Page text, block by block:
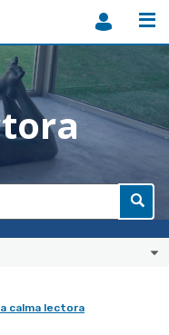
calma lectora